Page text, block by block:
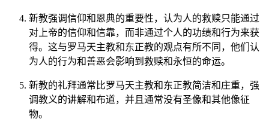
新教强调信仰和恩典的重要性，认为人的救赎只能通过
对上帝的信仰和信靠，而非通过个人的功绩和行为来获
得。这与罗马天主教和东正教的观点有所不同，他们认
为人的行为和善恶会影响到救赎和永恒的命运。
新教的礼拜通常比罗马天主教和东正教简洁和庄重，强
调教义的讲解和布道，并且通常没有圣像和其他像征
物。